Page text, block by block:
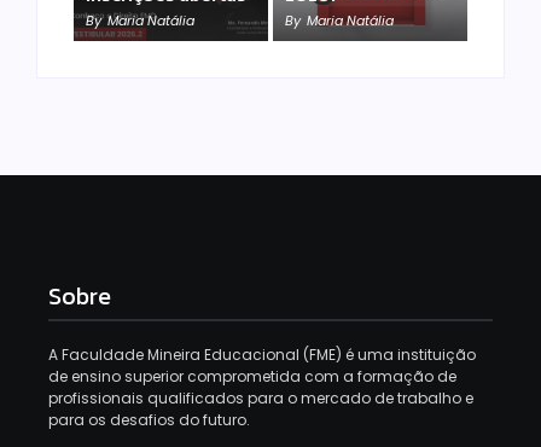
By Maria Natália By Maria Natália
Sobre
A Faculdade Mineira Educacional (FME) é uma instituição
de ensino superior comprometida com a formação de
profissionais qualificados para o mercado de trabalho e
para os desafios do futuro.